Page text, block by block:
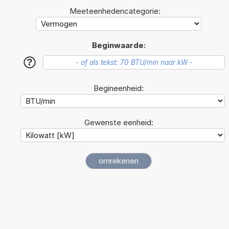
Meeteenhedencategorie:
Beginwaarde:
?
Begineenheid:
Gewenste eenheid: